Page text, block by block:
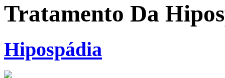
Tratamento Da
Hipospádia